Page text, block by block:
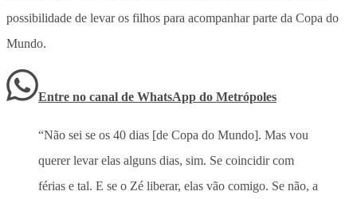
possibilidade de levar os filhos para acompanhar parte da Copa do
Mundo.
Entre no canal de WhatsApp do Metrópoles
“Não sei se os 40 dias [de Copa do Mundo]. Mas vou
querer levar elas alguns dias, sim. Se coincidir com
férias e tal. E se o Zé liberar, elas vão comigo. Se não, a